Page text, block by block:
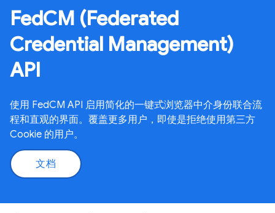
FedCM (Federated
Credential Management)
API
使用 FedCM API 启用简化的一键式浏览器中介身份联合流
程和直观的界面。覆盖更多用户，即使是拒绝使用第三方
Cookie 的用户。
文档